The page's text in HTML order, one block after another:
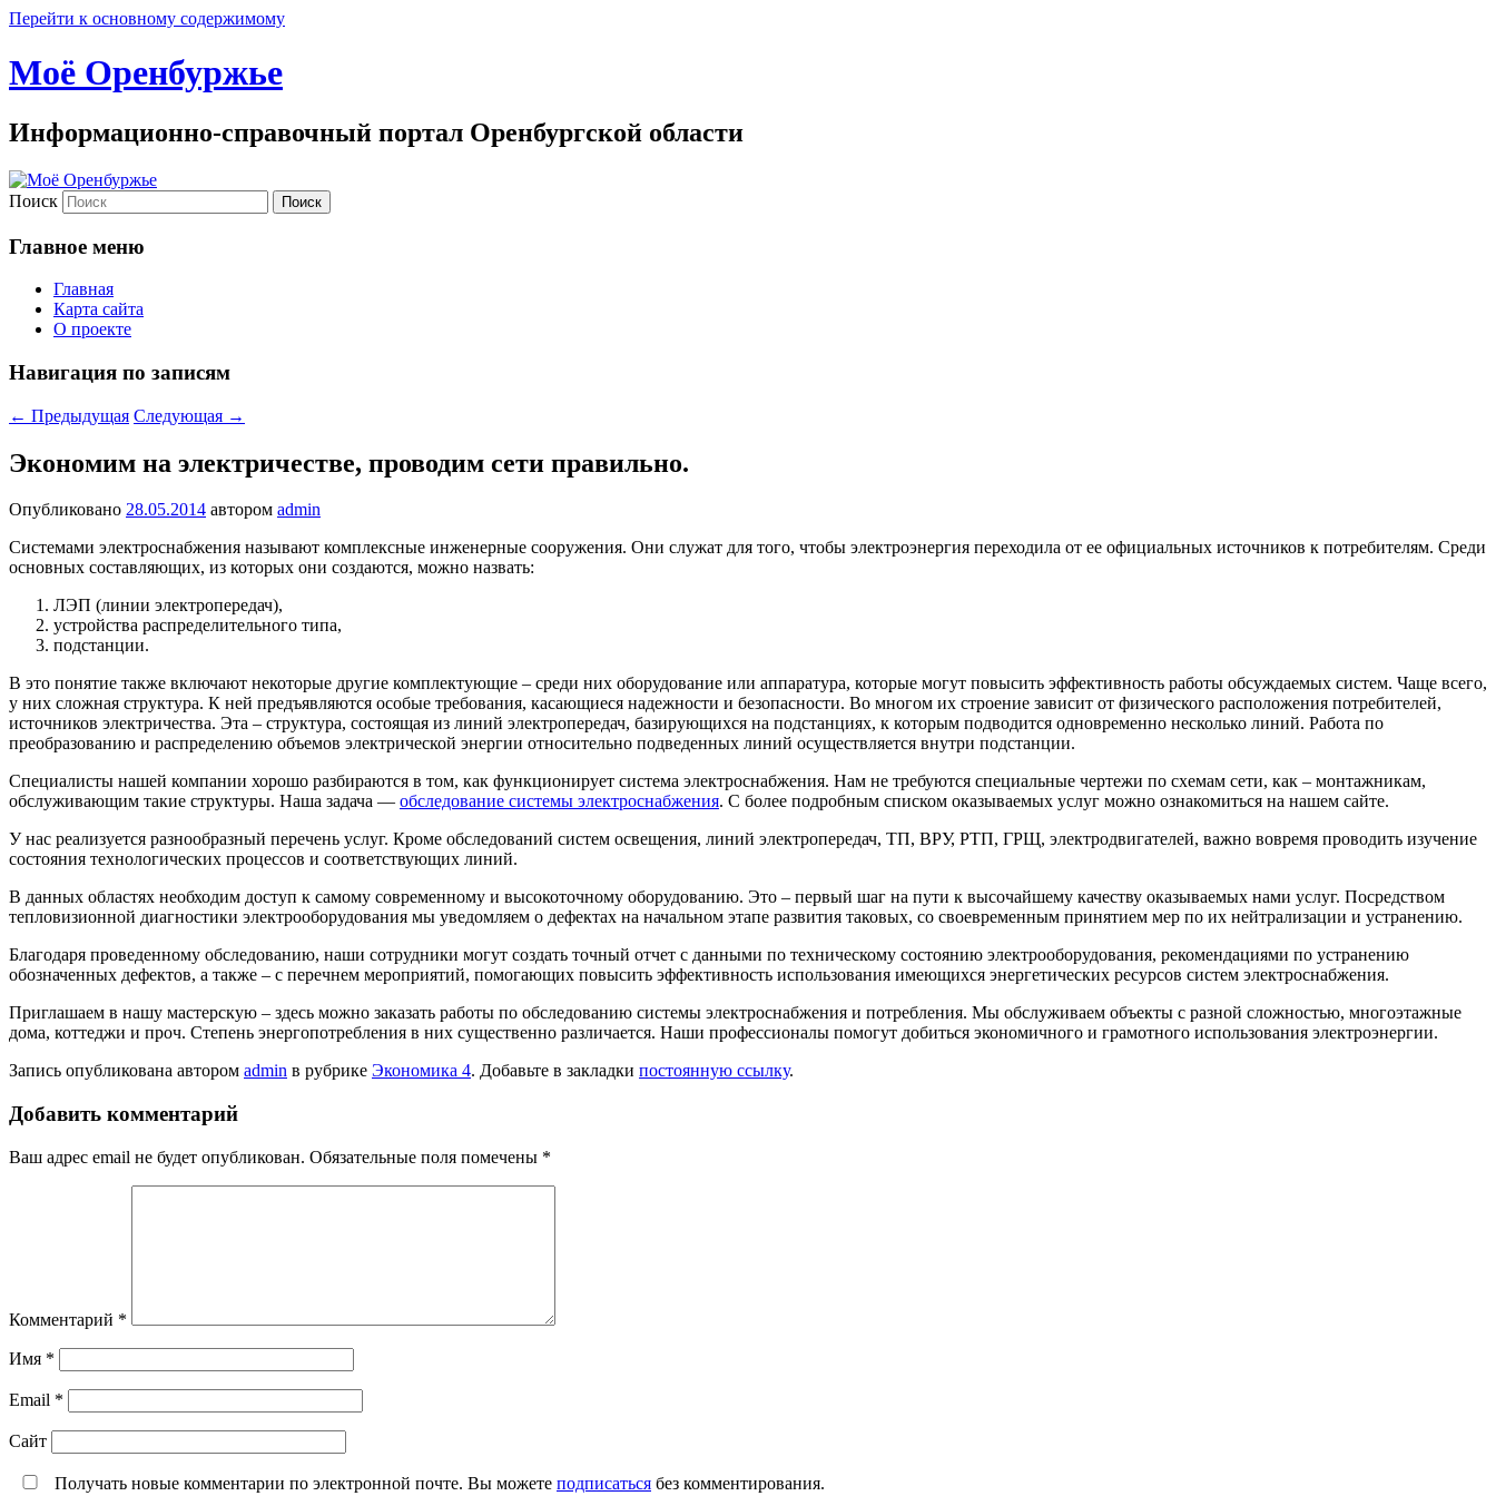
Перейти к основному содержимому
Моё Оренбуржье
Информационно-справочный портал Оренбургской области
Поиск
Главное меню
Главная
Карта сайта
О проекте
Навигация по записям
← Предыдущая Следующая →
Экономим на электричестве, проводим сети правильно.
Опубликовано 28.05.2014 автором admin
Системами электроснабжения называют комплексные инженерные сооружения. Они служат для того, чтобы электроэнергия переходила от ее официальных источников к потребителям. Среди
основных составляющих, из которых они создаются, можно назвать:
ЛЭП (линии электропередач),
устройства распределительного типа,
подстанции.
В это понятие также включают некоторые другие комплектующие – среди них оборудование или аппаратура, которые могут повысить эффективность работы обсуждаемых систем. Чаще всего,
у них сложная структура. К ней предъявляются особые требования, касающиеся надежности и безопасности. Во многом их строение зависит от физического расположения потребителей,
источников электричества. Эта – структура, состоящая из линий электропередач, базирующихся на подстанциях, к которым подводится одновременно несколько линий. Работа по
преобразованию и распределению объемов электрической энергии относительно подведенных линий осуществляется внутри подстанции.
Специалисты нашей компании хорошо разбираются в том, как функционирует система электроснабжения. Нам не требуются специальные чертежи по схемам сети, как – монтажникам,
обслуживающим такие структуры. Наша задача — обследование системы электроснабжения. С более подробным списком оказываемых услуг можно ознакомиться на нашем сайте.
У нас реализуется разнообразный перечень услуг. Кроме обследований систем освещения, линий электропередач, ТП, ВРУ, РТП, ГРЩ, электродвигателей, важно вовремя проводить изучение
состояния технологических процессов и соответствующих линий.
В данных областях необходим доступ к самому современному и высокоточному оборудованию. Это – первый шаг на пути к высочайшему качеству оказываемых нами услуг. Посредством
тепловизионной диагностики электрооборудования мы уведомляем о дефектах на начальном этапе развития таковых, со своевременным принятием мер по их нейтрализации и устранению.
Благодаря проведенному обследованию, наши сотрудники могут создать точный отчет с данными по техническому состоянию электрооборудования, рекомендациями по устранению
обозначенных дефектов, а также – с перечнем мероприятий, помогающих повысить эффективность использования имеющихся энергетических ресурсов систем электроснабжения.
Приглашаем в нашу мастерскую – здесь можно заказать работы по обследованию системы электроснабжения и потребления. Мы обслуживаем объекты с разной сложностью, многоэтажные
дома, коттеджи и проч. Степень энергопотребления в них существенно различается. Наши профессионалы помогут добиться экономичного и грамотного использования электроэнергии.
Запись опубликована автором admin в рубрике Экономика 4. Добавьте в закладки постоянную ссылку.
Добавить комментарий
Ваш адрес email не будет опубликован. Обязательные поля помечены *
Комментарий *
Имя *
Email *
Сайт
Получать новые комментарии по электронной почте. Вы можете подписаться без комментирования.